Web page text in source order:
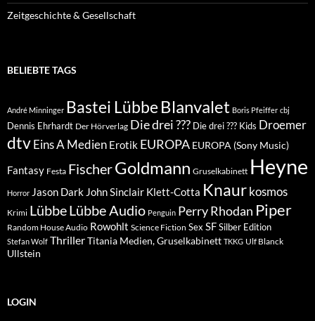
Zeitgeschichte & Gesellschaft
BELIEBTE TAGS
André Minninger Bastei Lübbe Blanvalet Boris Pfeiffer cbj
Dennis Ehrhardt Der Hörverlag Die drei ??? Die drei ??? Kids Droemer
dtvEins A Medien Erotik EUROPA EUROPA (Sony Music)
Fantasy Festa FischerGoldmann Gruselkabinett Heyne
Horror Jason Dark John Sinclair Klett-Cotta Knaur kosmos
Krimi LübbeLübbe Audio Penguin Perry Rhodan Piper
Random House Audio Rowohlt Science Fiction Sex SFSilber Edition
Stefan Wolf ThrillerTitania Medien, Gruselkabinett TKKG Ulf Blanck
Ullstein
LOGIN